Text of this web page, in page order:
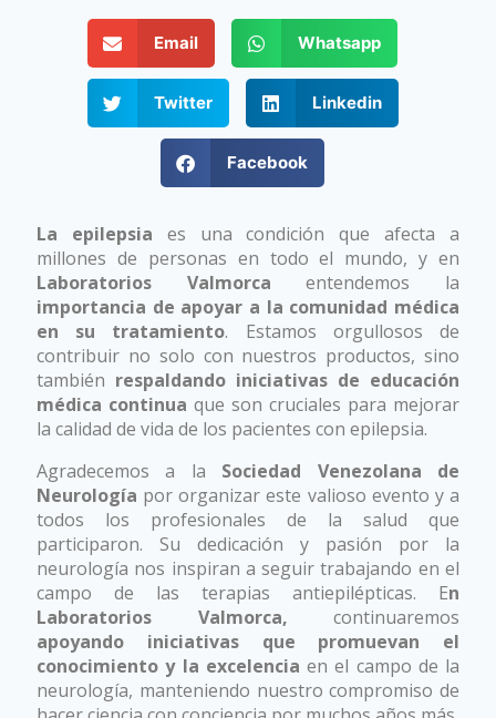
Email Whatsapp
Twitter Linkedin
Facebook
La epilepsia es una condición que afecta a
millones de personas en todo el mundo, y en
Laboratorios Valmorca entendemos la
importancia de apoyar a la comunidad médica
en su tratamiento. Estamos orgullosos de
contribuir no solo con nuestros productos, sino
también respaldando iniciativas de educación
médica continua que son cruciales para mejorar
la calidad de vida de los pacientes con epilepsia.
Agradecemos a la Sociedad Venezolana de
Neurología por organizar este valioso evento y a
todos los profesionales de la salud que
participaron. Su dedicación y pasión por la
neurología nos inspiran a seguir trabajando en el
campo de las terapias antiepilépticas. En
Laboratorios Valmorca, continuaremos
apoyando iniciativas que promuevan el
conocimiento y la excelencia en el campo de la
neurología, manteniendo nuestro compromiso de